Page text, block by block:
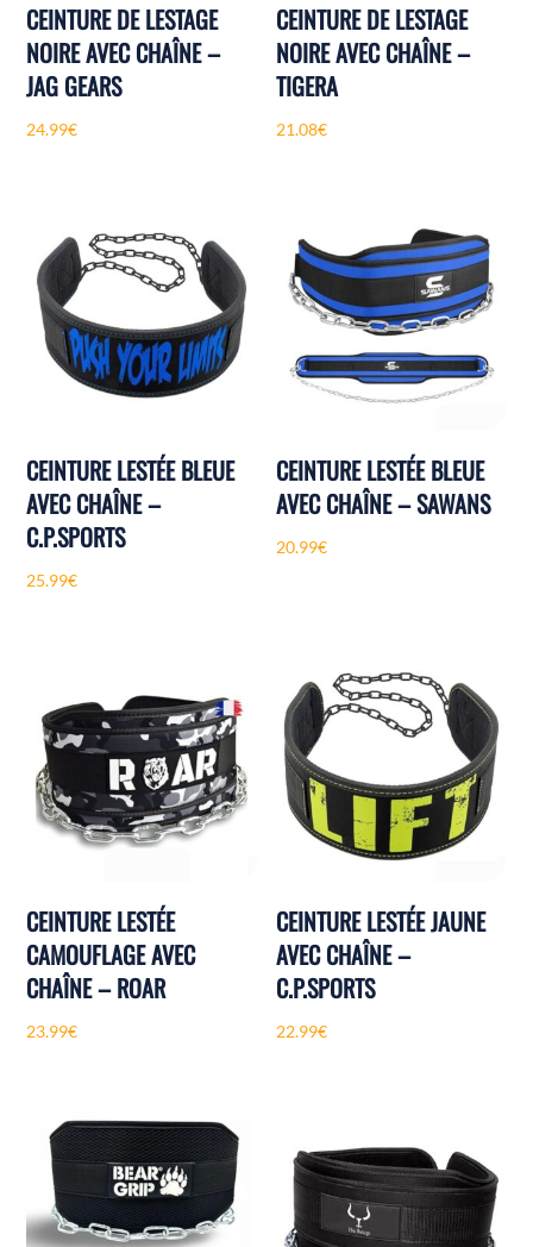
CEINTURE DE LESTAGE
NOIRE AVEC CHAÎNE –
JAG GEARS
24.99€
CEINTURE DE LESTAGE
NOIRE AVEC CHAÎNE –
TIGERA
21.08€
CEINTURE LESTÉE BLEUE
AVEC CHAÎNE –
C.P.SPORTS
25.99€
CEINTURE LESTÉE BLEUE
AVEC CHAÎNE – SAWANS
20.99€
CEINTURE LESTÉE
CAMOUFLAGE AVEC
CHAÎNE – ROAR
23.99€
CEINTURE LESTÉE JAUNE
AVEC CHAÎNE –
C.P.SPORTS
22.99€